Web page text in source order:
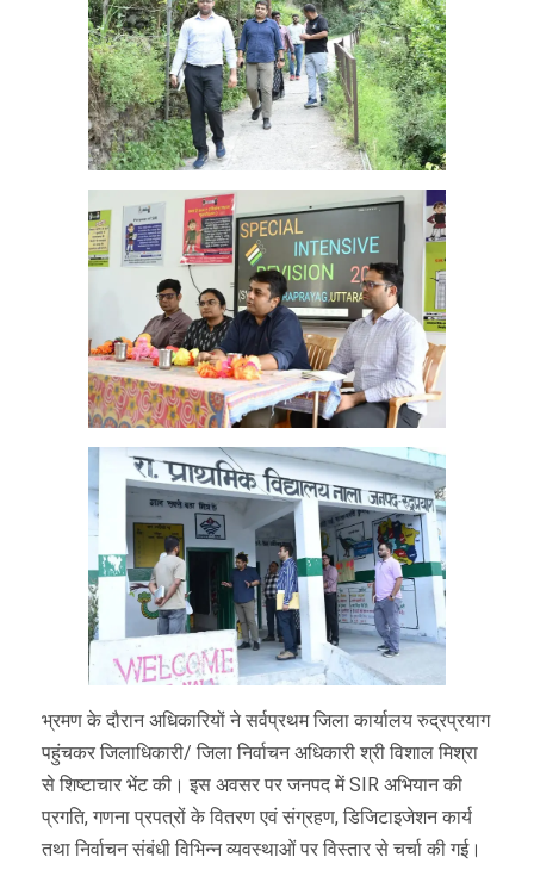
भ्रमण के दौरान अधिकारियों ने सर्वप्रथम जिला कार्यालय रुद्रप्रयाग
पहुंचकर जिलाधिकारी/ जिला निर्वाचन अधिकारी श्री विशाल मिश्रा
से शिष्टाचार भेंट की। इस अवसर पर जनपद में SIR अभियान की
प्रगति, गणना प्रपत्रों के वितरण एवं संग्रहण, डिजिटाइजेशन कार्य
तथा निर्वाचन संबंधी विभिन्न व्यवस्थाओं पर विस्तार से चर्चा की गई।